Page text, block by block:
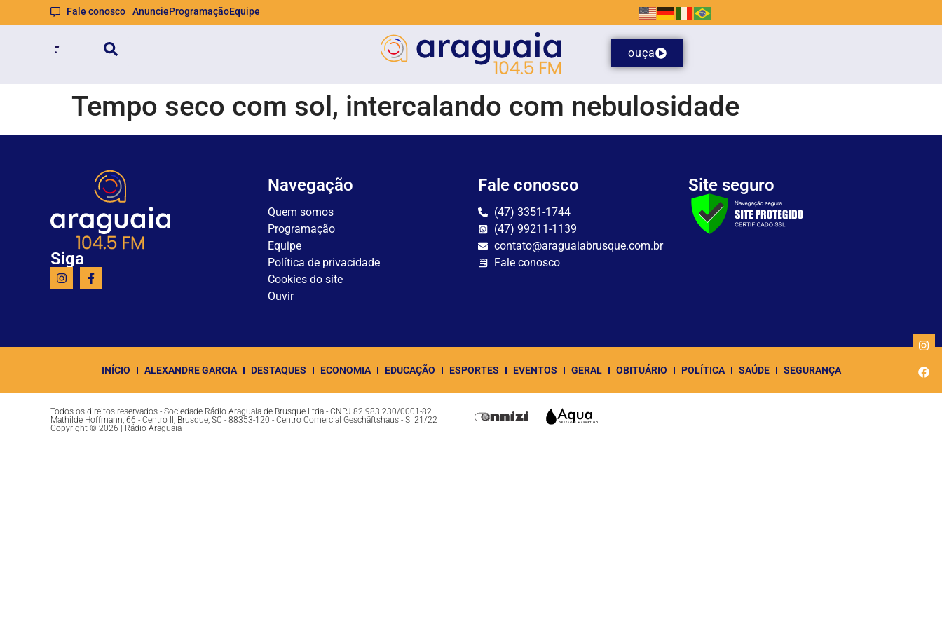
Fale conosco AnuncieProgramaçãoEquipe
ouça
Tempo seco com sol, intercalando com nebulosidade
Siga
Navegação
Quem somos
Programação
Equipe
Política de privacidade
Cookies do site
Ouvir
Fale conosco
(47) 3351-1744
(47) 99211-1139
contato@araguaiabrusque.com.br
Fale conosco
Site seguro
INÍCIO ALEXANDRE GARCIA DESTAQUES ECONOMIA EDUCAÇÃO ESPORTES EVENTOS GERAL OBITUÁRIO POLÍTICA SAÚDE SEGURANÇA
Todos os direitos reservados - Sociedade Rádio Araguaia de Brusque Ltda - CNPJ 82.983.230/0001-82
Mathilde Hoffmann, 66 - Centro II, Brusque, SC - 88353-120 - Centro Comercial Geschäftshaus - Sl 21/22
Copyright © 2026 | Rádio Araguaia